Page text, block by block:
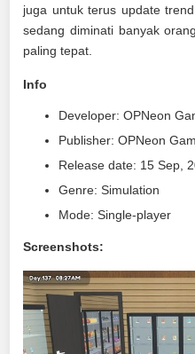
juga untuk terus update
sedang diminati banyak
paling tepat.
Info
Developer: OPNeon
Publisher: OPNeon
Release date: 15 Sep,
Genre: Simulation
Mode: Single-player
Screenshots: